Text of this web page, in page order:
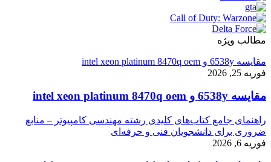
مطالب ویژه
مقایسه 6538y و intel xeon platinum 8470q oem
فوریه 25, 2026
مقایسه 6538y و intel xeon platinum 8470q oem
راهنمای جامع کتاب‌های کلیدی رشته مهندسی کامپیوتر – منابع
ضروری برای دانشجویان فنی و حرفه‌ای
فوریه 6, 2026